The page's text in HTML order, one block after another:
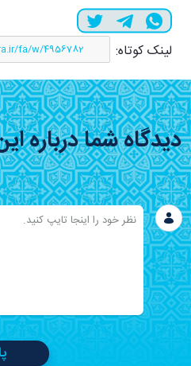
لینک کوتاه:
دیدگاه شما درباره